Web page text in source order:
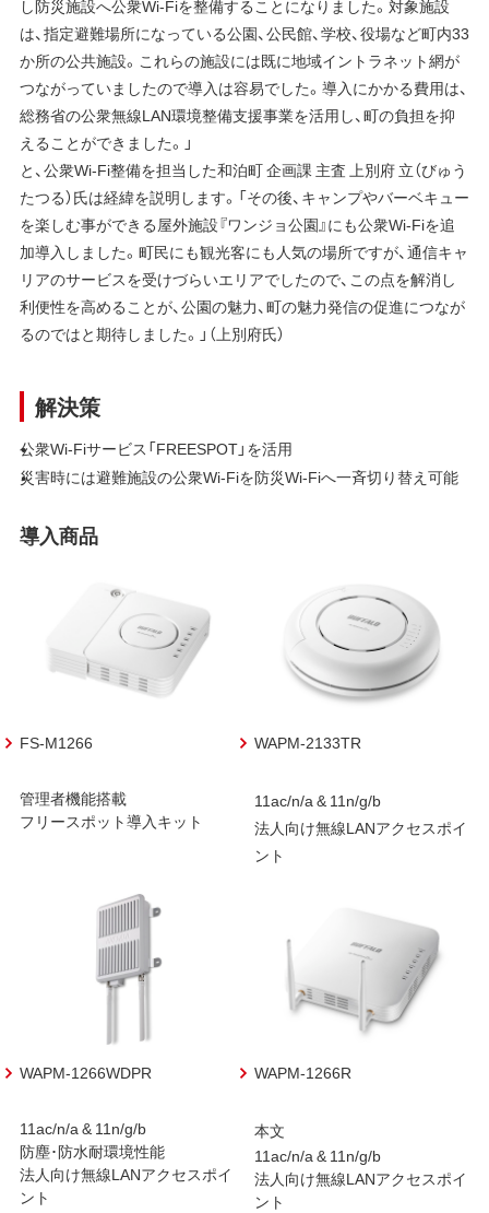
し防災施設へ公衆Wi-Fiを整備することになりました。対象施設
は、指定避難場所になっている公園、公民館、学校、役場など町内33
か所の公共施設。これらの施設には既に地域イントラネット網が
つながっていましたので導入は容易でした。導入にかかる費用は、
総務省の公衆無線LAN環境整備支援事業を活用し、町の負担を抑
えることができました。」
と、公衆Wi-Fi整備を担当した和泊町 企画課 主査 上別府 立（びゅう
たつる）氏は経緯を説明します。「その後、キャンプやバーベキュー
を楽しむ事ができる屋外施設『ワンジョ公園』にも公衆Wi-Fiを追
加導入しました。町民にも観光客にも人気の場所ですが、通信キャ
リアのサービスを受けづらいエリアでしたので、この点を解消し
利便性を高めることが、公園の魅力、町の魅力発信の促進につなが
るのではと期待しました。」（上別府氏）
解決策
公衆Wi-Fiサービス「FREESPOT」を活用
災害時には避難施設の公衆Wi-Fiを防災Wi-Fiへ一斉切り替え可能
導入商品
FS-M1266
管理者機能搭載
フリースポット導入キット
WAPM-2133TR
11ac/n/a & 11n/g/b
法人向け無線LANアクセスポイ
ント
WAPM-1266WDPR
11ac/n/a & 11n/g/b
防塵･防水耐環境性能
法人向け無線LANアクセスポイ
ント
WAPM-1266R
本文
11ac/n/a & 11n/g/b
法人向け無線LANアクセスポイ
ント